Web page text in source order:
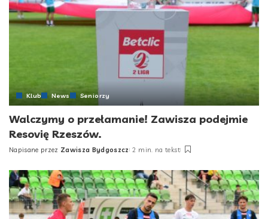
Klub News Seniorzy
Walczymy o przełamanie! Zawisza podejmie
Resovię Rzeszów.
Posted
Napisane przez Zawisza Bydgoszcz 2 min. na tekst